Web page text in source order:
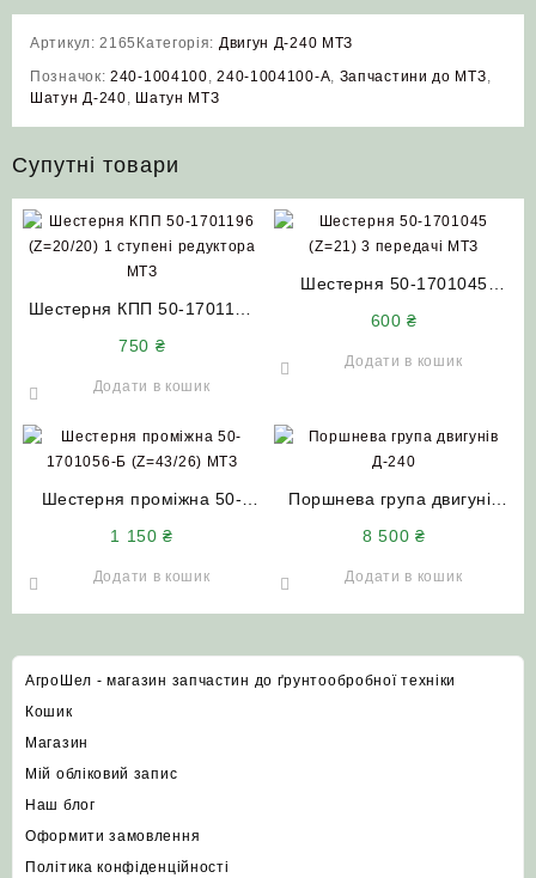
Артикул:2165 Категорія: Двигун Д-240 МТЗ
Позначок: 240-1004100,240-1004100-А, Запчастини до МТЗ,
Шатун Д-240, Шатун МТЗ
Супутні товари
Шестерня КПП 50-1701196
редуктора МТЗ
750 ₴
Додати в кошик
Шестерня 50-1701045
600₴
Додати в кошик
Шестерня проміжна 50-
1 150₴
Додати в кошик
Поршнева група двигунів
(КОСТРОМА)
8 500₴
Додати в кошик
АгроШел - магазин запчастин до ґрунтообробної техніки
Кошик
Магазин
Мій обліковий запис
Наш блог
Оформити замовлення
Політика конфіденційності